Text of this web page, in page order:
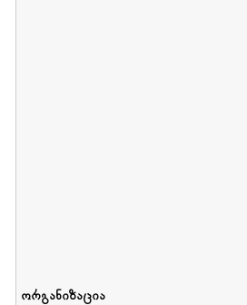
ორგანიზაცია